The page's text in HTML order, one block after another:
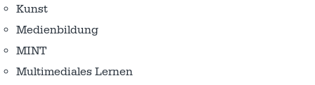
Kunst
Medienbildung
MINT
Multimediales Lernen